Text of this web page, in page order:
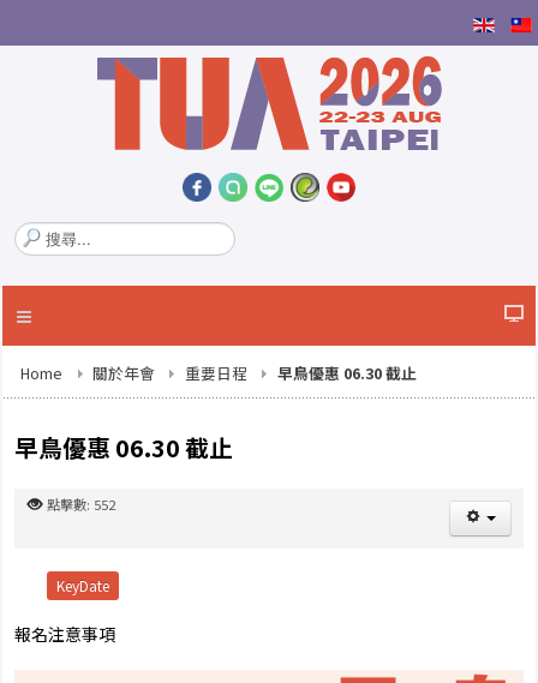
搜
尋
.
Home 關於年會 重要日程 早鳥優惠 06.30 截止
早鳥優惠 06.30 截止
點擊數: 552
KeyDate
報名注意事項